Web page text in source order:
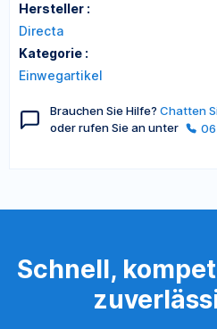
Hersteller :
Directa
Kategorie :
Einwegartikel
Brauchen Sie Hilfe? Chatten
oder rufen Sie an unter
Schnell,